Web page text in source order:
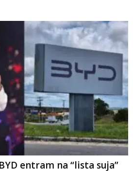
entram na “lista suja”